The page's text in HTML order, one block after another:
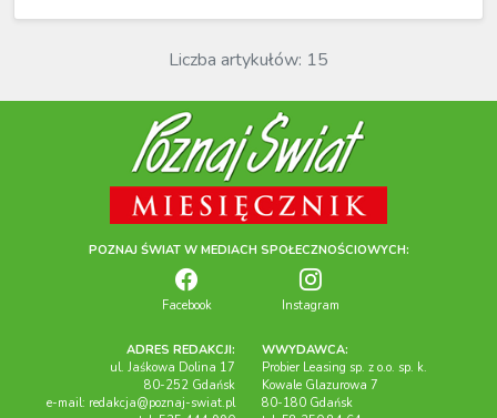
Liczba artykułów: 15
POZNAJ ŚWIAT W MEDIACH SPOŁECZNOŚCIOWYCH:
Facebook Instagram
ADRES REDAKCJI:
ul. Jaśkowa Dolina 17
80-252 Gdańsk
e-mail: redakcja@poznaj-swiat.pl
WWYDAWCA:
Probier Leasing sp. z o.o. sp. k.
Kowale Glazurowa 7
80-180 Gdańsk